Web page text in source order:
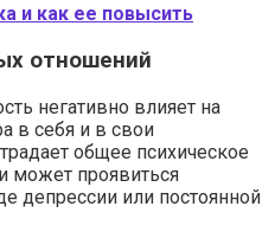
и как ее повысить
отношений
негативно влияет на
в себя и в свои
общее психическое
может проявиться
депрессии или постоянной